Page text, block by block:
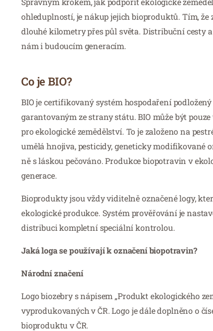
ohleduplností, je nákup jejich bioproduktů. Tím,
dlouhé kilometry přes půl světa. Distribuční cesty
nám i budoucím generacím.
Co je BIO?
BIO je certifikovaný systém hospodaření
garantovaným ze strany státu. BIO může být
pro ekologické zemědělství. To je založeno na
umělá hnojiva, pesticidy, geneticky modifikované
ně s láskou pečováno. Produkce biopotravin v
generace.
Bioprodukty jsou vždy viditelně označené logy,
ekologické produkce. Systém prověřování je
distribuci kompletní speciální kontrolou.
Jaká loga se používají k označení biopotravin?
Národní značení
Logo biozebry s nápisem „Produkt ekologického
vyprodukovaných v ČR. Logo je dále doplněno o
bioproduktu v ČR.